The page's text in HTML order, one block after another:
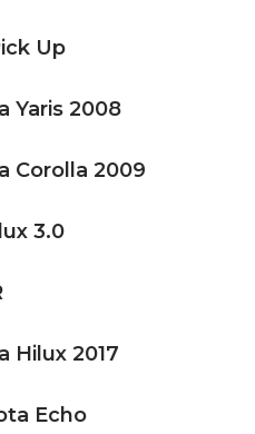
Up
Yaris 2008
Corolla 2009
3.0
Hilux 2017
Echo